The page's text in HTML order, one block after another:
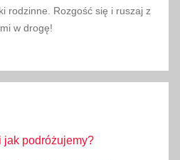
rodzinne. Rozgość się i ruszaj z
w drogę!
jak podróżujemy?